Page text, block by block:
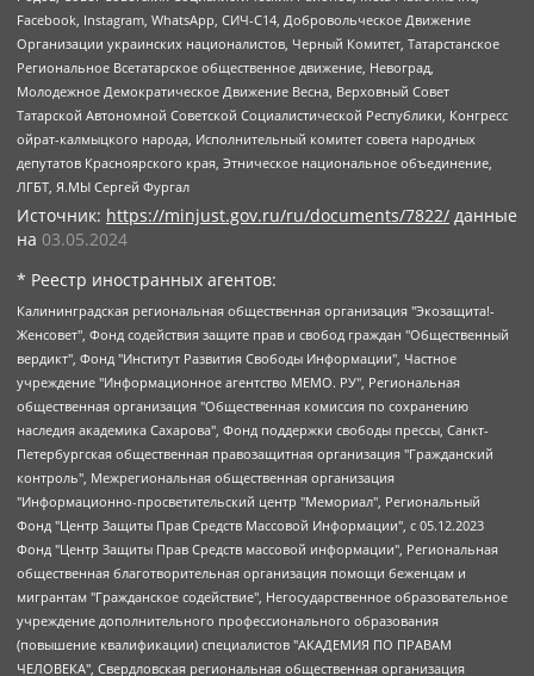
Facebook, Instagram, WhatsApp, СИЧ-С14, Добровольческое Движение
Организации украинских националистов, Черный Комитет, Татарстанское
Региональное Всетатарское общественное движение, Невоград,
Молодежное Демократическое Движение Весна, Верховный Совет
Татарской Автономной Советской Социалистической Республики, Конгресс
ойрат-калмыцкого народа, Исполнительный комитет совета народных
депутатов Красноярского края, Этническое национальное объединение,
ЛГБТ, Я.МЫ Сергей Фургал
Источник: https://minjust.gov.ru/ru/documents/7822/ данные
на 03.05.2024
* Реестр иностранных агентов:
Калининградская региональная общественная организация "Экозащита!-Женсовет", Фонд содействия защите прав и свобод граждан "Общественный вердикт", Фонд "Институт Развития Свободы Информации", Частное учреждение "Информационное агентство МЕМО. РУ", Региональная общественная организация "Общественная комиссия по сохранению наследия академика Сахарова", Фонд поддержки свободы прессы, Санкт-Петербургская общественная правозащитная организация "Гражданский контроль", Межрегиональная общественная организация "Информационно-просветительский центр "Мемориал", Региональный Фонд "Центр Защиты Прав Средств Массовой Информации", с 05.12.2023 Фонд "Центр Защиты Прав Средств массовой информации", Региональная общественная благотворительная организация помощи беженцам и мигрантам "Гражданское содействие", Негосударственное образовательное учреждение дополнительного профессионального образования (повышение квалификации) специалистов "АКАДЕМИЯ ПО ПРАВАМ ЧЕЛОВЕКА", Свердловская региональная общественная организация "Сутяжник", Автономная некоммерческая организация "Центр независимых социологических исследований", Союз общественных объединений "Российский исследовательский центр по правам человека", Региональное общественное учреждение научно-информационный центр "МЕМОРИАЛ", Некоммерческая организация "Фонд защиты гласности", Автономная некоммерческая организация "Институт прав человека", Городская общественная организация "Екатеринбургское общество "МЕМОРИАЛ", Городская общественная организация "Рязанское историко-просветительское и правозащитное общество "Мемориал" (Рязанский Мемориал), Челябинский региональный орган общественной самодеятельности – женское общественное объединение "Женщины Евразии", Челябинский региональный орган общественной самодеятельности "Уральская правозащитная группа", Фонд содействия защите здоровья и социальной справедливости имени Андрея Рылькова, Автономная Некоммерческая Организация "Аналитический Центр Юрия Левады", Автономная некоммерческая организация социальной поддержки населения "Проект Апрель", Региональная общественная организация помощи женщинам и детям, находящимся в кризисной ситуации "Информационно-методический центр "Анна", Фонд содействия развитию массовых коммуникаций и правовому просвещению "Так-так-Так", Фонд содействия устойчивому развитию "Серебряная тайга", Свердловский региональный общественный фонд социальных проектов "Новое время", "Idel.Реалии", Кавказ.Реалии, Крым.Реалии, Телеканал Настоящее Время, Татаро-башкирская служба Радио Свобода (Azatliq Radiosi), Радио Свободная Европа/Радио Свобода (PCE/PC), "Сибирь.Реалии", "Фактограф", Благотворительный фонд помощи осужденным и их семьям, Автономная некоммерческая организация "Институт глобализации и социальных движений", Фонд "В защиту прав заключенных", Частное учреждение "Центр поддержки и содействия развитию средств массовой информации", Пензенский региональный общественный благотворительный фонд "Гражданский союз", "Север.Реалии", Некоммерческая организация Фонд "Правовая инициатива", Общество с ограниченной ответственностью "Радио Свободная Европа/Радио Свобода", Чешское информационное агентство "MEDIUM-ORIENT", Красноярская региональная общественная организация "Мы против СПИДа", Камалягин Денис Николаевич, Маркелов Сергей Евгеньевич, Пономарев Лев Александрович, Савицкая Людмила Алексеевна, Автономная некоммерческая организация "Центр по работе с проблемой насилия "НАСИЛИЮ.НЕТ", Межрегиональный профессиональный союз работников здравоохранения "Альянс врачей", Юридическое лицо, зарегистрированное в Латвийской Республике, SIA "Medusa Project" (регистрационный номер 40103797863, дата регистрации 10.06.2014), Некоммерческая организация "Фонд по борьбе с коррупцией", Автономная некоммерческая организация "Институт права и публичной политики", Баданин Роман Сергеевич, Гликин Максим Александрович, Железнова Мария Михайловна, Лукьянова Юлия Сергеевна, Маетная Елизавета Витальевна, Маняхин Петр Борисович, Чуракова Ольга Владимировна, Ярош Юлия Петровна, Юридическое лицо "The Insider SIA", зарегистрированное в Риге, Латвийская Республика (дата регистрации 26.06.2015), являющееся администратором доменного имени интернет-издания "The Insider SIA", https://theins.ru, Постернак Алексей Евгеньевич, Рубин Михаил Аркадьевич, Анин Роман Александрович, Юридическое лицо Istories fonds, зарегистрированное в Латвийской Республике (регистрационный номер 50008295751, дата регистрации 24.02.2020), Великовский Дмитрий Александрович, Долинина Ирина Николаевна, Мароховская Алеся Алексеевна, Шлейнов Роман Юрьевич, Шмагун Олеся Валентиновна, Общество с ограниченной ответственностью "Альтаир 2021", Общество с ограниченной ответственностью "Вега 2021", Общество с ограниченной ответственностью "Главный редактор 2021", Общество с ограниченной ответственностью "Ромашки монолит", Важенков Артем Валерьевич, Ивановская областная общественная организация "Центр гендерных исследований", Гурман Юрий Альбертович, Медиапроект "ОВД-Инфо", Егоров Владимир Владимирович, Жилинский Владимир Александрович, Общество с ограниченной ответственностью "ЗП", Иванова София Юрьевна, Карезина Инна Павловна, Кильтау Екатерина Викторовна, Петров Алексей Викторович, Пискунов Сергей Евгеньевич, Смирнов Сергей Сергеевич, Тихонов Михаил Сергеевич, Общество с ограниченной ответственностью "ЖУРНАЛИСТ-ИНОСТРАННЫЙ АГЕНТ", Арапова Галина Юрьевна, Вольтская Татьяна Анатольевна, Американская компания "Mason G.E.S. Anonymous Foundation" (США), являющаяся владельцем интернет-издания https://mnews.world/, Компания "Stichting Bellingcat", зарегистрированная в Нидерландах (дата регистрации 11.07.2018), Захаров Андрей Вячеславович, Клепиковская Екатерина Дмитриевна, Общество с ограниченной ответственностью "МЕМО", Перл Роман Александрович, Симонов Евгений Алексеевич, Соловьева Елена Анатольевна, Сотников Даниил Владимирович, Сурначева Елизавета Дмитриевна, Автономная некоммерческая организация по защите прав человека и информированию населения "Якутия – Наше Мнение", Общество с ограниченной ответственностью "Москоу диджитал медиа", с 26.01.2023 Общество с ограниченной ответственностью "Чайка Белые сады", Ветошкина Валерия Валерьевна, Заговора Максим Александрович, Межрегиональное общественное движение "Российская ЛГБТ - сеть", Оленичев Максим Владимирович, Павлов Иван Юрьевич, Скворцова Елена Сергеевна, Общество с ограниченной ответственностью "Как бы инагент", Кочетков Игорь Викторович, Общество с ограниченной ответственностью "Честные выборы", Еланчик Олег Александрович, Общество с ограниченной ответственностью "Нобелевский призыв", Гималова Регина Эмилевна, Григорьев Андрей Валерьевич, Григорьева Алина Александровна, Ассоциация по содействию защите прав призывников, альтернативнослужащих и военнослужащих "Правозащитная группа "Гражданин.Армия.Право", Хисамова Регина Фаритовна, Автономная некоммерческая организация по реализации социально-правовых программ "Лилит", Дальневосточное общественное движение "Маяк", Санкт-Петербургская ЛГБТ-инициативная группа "Выход", Инициативная группа ЛГБТ+ "Реверс", Алексеев Андрей Викторович, Бекбулатова Таисия Львовна, Беляев Иван Михайлович, Владыкина Елена Сергеевна, Гельман Марат Александрович, Никульшина Вероника Юрьевна, Толоконникова Надежда Андреевна, Шендерович Виктор Анатольевич, Общество с ограниченной ответственностью "Данное сообщение", Общество с ограниченной ответственностью Издательский дом "Новая глава", Айнбиндер Александра Александровна, Московский комьюнити-центр для ЛГБТ+инициатив, Благотворительный фонд развития филантропии, Deutsche Welle (Германия, Kurt-Schumacher-Strasse 3, 53113 Bonn), Борзунова Мария Михайловна, Воробьев Виктор Викторович, Голубева Анна Львовна, Константинова Алла Михайловна, Малкова Ирина Владимировна, Мурадов Мурад Абдулгалимович, Осетинская Елизавета Николаевна, Понасенков Евгений Николаевич, Ганапольский Матвей Юрьевич, Киселев Евгений Алексеевич, Борухович Ирина Григорьевна, Дремин Иван Тимофеевич, Дубровский Дмитрий Викторович, Красноярская региональная общественная организация поддержки и развития альтернативных образовательных технологий и межкультурных коммуникаций "ИНТЕРРА", Маяковская Екатерина Алексеевна, Фейгин Марк Захарович, Филимонов Андрей Викторович, Дзугкоева Регина Николаевна, Доброхотов Роман Александрович, Дудь Юрий Александрович, Елкин Сергей Владимирович, Кругликов Кирилл Игоревич, Сабунаева Мария Леонидовна, Семенов Алексей Владимирович, Шаинян Карен Багратович, Шульман Екатерина Михайловна, Асафьев Артур Валерьевич, Вахштайн Виктор Семенович, Венедиктов Алексей Алексеевич, Лушникова Екатерина Евгеньевна, Волков Леонид Михайлович, Невзоров Александр Глебович, Пархоменко Сергей Борисович, Сироткин Ярослав Николаевич, Кара-Мурза Владимир Владимирович, Баранова Наталья Владимировна, Гозман Леонид Яковлевич, Кагарлицкий Борис Юльевич, Климарев Михаил Валерьевич, Милов Владимир Станиславович, Автономная некоммерческая организация Краснодарский центр современного искусства "Типография", Моргенштерн Алишер Тагирович, Соболь Любовь Эдуардовна, Общество с ограниченной ответственностью "ЛИЗА НОРМ", Каспаров Гарри Кимович, Ходорковский Михаил Борисович, Общество с ограниченной ответственностью "Апрельские тезисы", Данилович Ирина Брониславовна, Кашин Олег Владимирович, Петров Николай Владимирович, Пивоваров Алексей Владимирович, Соколов Михаил Владимирович, Цветкова Юлия Владимировна, Чичваркин Евгений Александрович, Комитет против пыток/Команда против пыток, Общество с ограниченной ответственностью "Первый научный", Общество с ограниченной ответственностью "Вертолет и ко", Белоцерковская Вероника Борисовна, Кац Максим Евгеньевич, Лазарева Татьяна Юрьевна, Шаведдинов Руслан Табризович, Яшин Илья Валерьевич, Общество с ограниченной ответственностью "Иноагент ААВ", Алешковский Дмитрий Петрович, Альбац Евгения Марковна, Быков Дмитрий Львович, Галямина Юлия Евгеньевна, Лойко Сергей Леонидович, Мартынов Кирилл Константинович, Медведев Сергей Александрович, Крашенинников Федор Геннадиевич, Гордеева Катерина Вл